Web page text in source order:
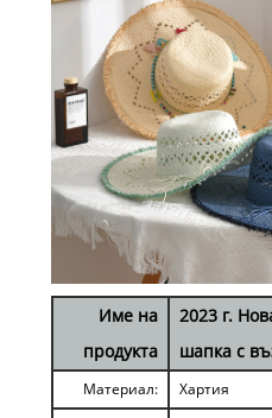
Име на
продукта
2023 г.
шапка с
Материал:
Хартия